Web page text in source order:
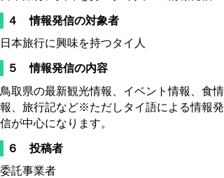
４ 情報発信の対象者
日本旅行に興味を持つタイ人
５ 情報発信の内容
鳥取県の最新観光情報、イベント情報、食情
報、旅行記など※ただしタイ語による情報発
信が中心になります。
６ 投稿者
委託事業者